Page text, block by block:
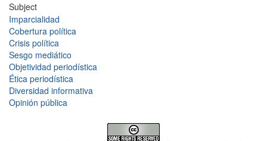
Subject
Imparcialidad
Cobertura política
Crisis política
Sesgo mediático
Objetividad periodística
Ética periodística
Diversidad informativa
Opinión pública